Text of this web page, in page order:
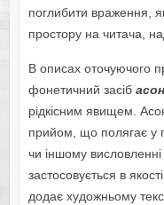
поглибити враження,
простору на читача,
В описах оточуючого
фонетичний засіб
рідкісним явищем.
прийом, що полягає у
чи іншому
застосовується в
додає художньому